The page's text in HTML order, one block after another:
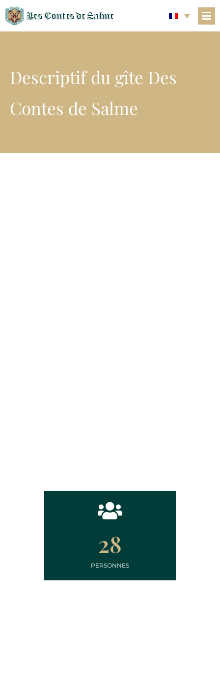
Les Contes de Salme
Descriptif du gîte Des
Contes de Salme
PERSONNES
28